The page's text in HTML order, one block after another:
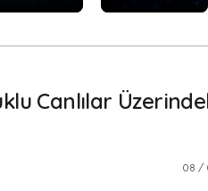
Canlılar
08 /